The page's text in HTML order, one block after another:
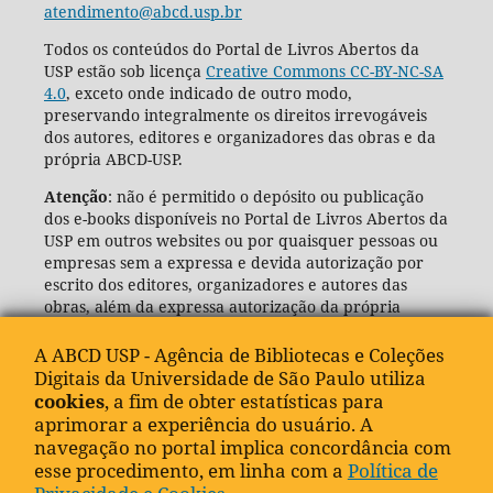
atendimento@abcd.usp.br
Todos os conteúdos do Portal de Livros Abertos da
USP estão sob licença Creative Commons CC-BY-NC-SA
4.0, exceto onde indicado de outro modo,
preservando integralmente os direitos irrevogáveis
dos autores, editores e organizadores das obras e da
própria ABCD-USP.
Atenção: não é permitido o depósito ou publicação
dos e-books disponíveis no Portal de Livros Abertos da
USP em outros websites ou por quaisquer pessoas ou
empresas sem a expressa e devida autorização por
escrito dos editores, organizadores e autores das
obras, além da expressa autorização da própria
(ABCD-USP).
A ABCD USP - Agência de Bibliotecas e Coleções
Digitais da Universidade de São Paulo utiliza
cookies, a fim de obter estatísticas para
aprimorar a experiência do usuário. A
navegação no portal implica concordância com
esse procedimento, em linha com a Política de